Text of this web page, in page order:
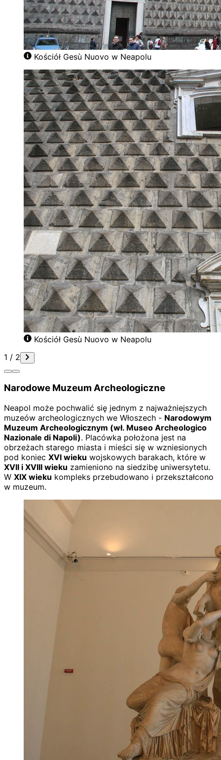
Kościół Gesù Nuovo w Neapolu
Kościół Gesù Nuovo w Neapolu
1 / 2
Narodowe Muzeum Archeologiczne
Neapol może pochwalić się jednym z najważniejszych
muzeów archeologicznych we Włoszech - Narodowym
Muzeum Archeologicznym (wł. Museo Archeologico
Nazionale di Napoli). Placówka położona jest na
obrzeżach starego miasta i mieści się w wzniesionych
pod koniec XVI wieku wojskowych barakach, które w
XVII i XVIII wieku zamieniono na siedzibę uniwersytetu.
W XIX wieku kompleks przebudowano i przekształcono
w muzeum.